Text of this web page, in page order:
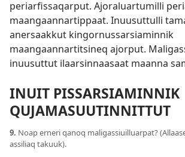
periarfissaqarput. Ajoraluartumilli
maangaannartippaat. Inuusuttulli
anersaakkut kingornussarsiaminnik
maangaannartitsineq ajorput.
inuusuttut ilaarsinnaasaat maanna
INUIT PISSARSIAMINNIK
QUJAMASUUTINNITTUT
9. Noap erneri qanoq maligassiuilluarpat?
assiliaq takuuk).